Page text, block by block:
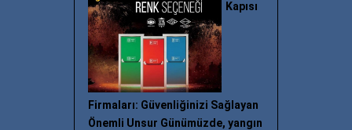
Kapısı
Firmaları: Güvenliğinizi Sağlayan
Önemli Unsur Günümüzde, yangın